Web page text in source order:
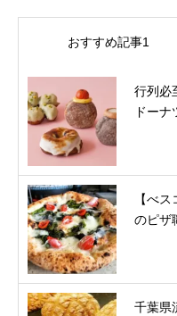
おすすめ記事1
行列必
ドーナ
【べ
のピザ
千葉県